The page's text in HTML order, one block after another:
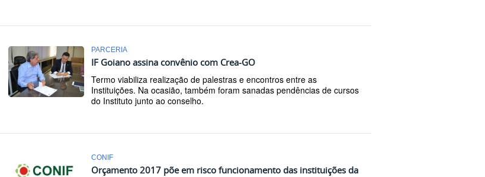
PARCERIA
IF Goiano assina convênio com Crea-GO
Termo viabiliza realização de palestras e encontros entre as
Instituições. Na ocasião, também foram sanadas pendências de cursos
do Instituto junto ao conselho.
CONIF
Orçamento 2017 põe em risco funcionamento das instituições da